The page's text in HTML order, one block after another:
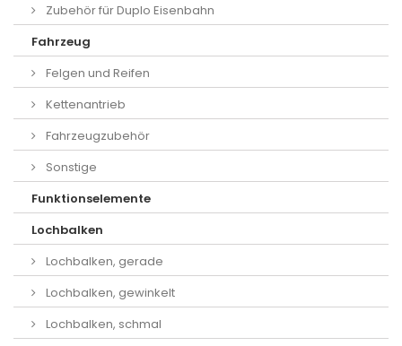
Zubehör für Duplo Eisenbahn
Fahrzeug
Felgen und Reifen
Kettenantrieb
Fahrzeugzubehör
Sonstige
Funktionselemente
Lochbalken
Lochbalken, gerade
Lochbalken, gewinkelt
Lochbalken, schmal